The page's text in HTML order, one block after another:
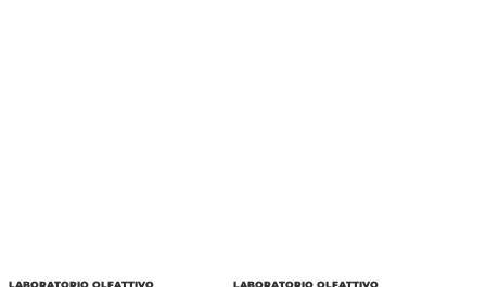
LABORATORIO OLFATTIVO LABORATORIO OLFATTIVO